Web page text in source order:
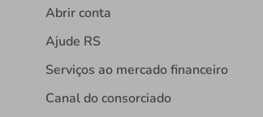
Abrir conta
Ajude RS
Serviços ao mercado financeiro
Canal do consorciado